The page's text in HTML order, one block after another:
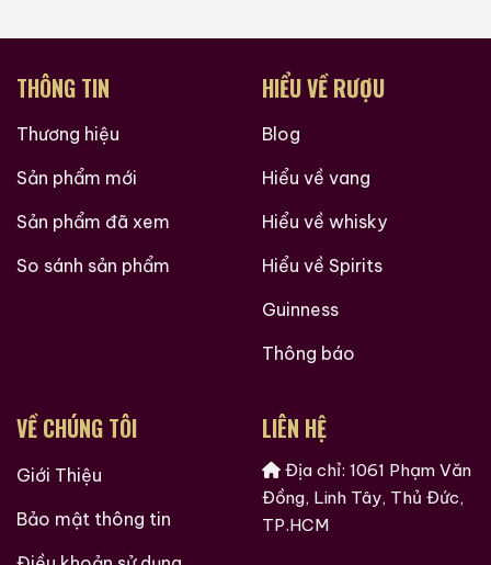
THÔNG TIN
Thương hiệu
Sản phẩm mới
Sản phẩm đã xem
So sánh sản phẩm
HIỂU VỀ RƯỢU
Blog
Hiểu về vang
Hiểu về whisky
Hiểu về Spirits
Guinness
Thông báo
VỀ CHÚNG TÔI
Giới Thiệu
Bảo mật thông tin
LIÊN HỆ
Địa chỉ: 1061 Phạm Văn
Đồng, Linh Tây, Thủ Đức,
TP.HCM